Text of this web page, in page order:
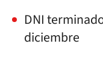
DNI
diciembre